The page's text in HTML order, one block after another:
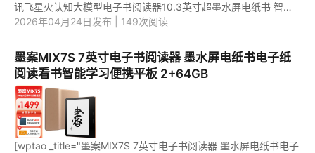
讯飞星火认知大模型电子书阅读器10.3英寸超墨水屏电纸书 智能
办公本X3 含笔+皮套 送笔芯套装" price="4999"
2026年04月24日发布 | 149次阅读
墨案MIX7S 7英寸电子书阅读器 墨水屏电纸书电子纸
阅读看书智能学习便携平板 2+64GB
[wptao _title="墨案MIX7S 7英寸电子书阅读器 墨水屏电纸书电子